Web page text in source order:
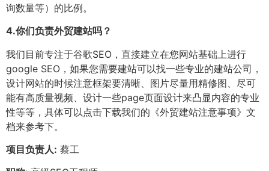
询数量等）的比例。
4.你们负责外贸建站吗？
我们目前专注于谷歌SEO，直接建立在您网站基础上进行
google SEO，如果您需要建站可以找一些专业的建站公司，
设计网站的时候注意框架要清晰、图片尽量用精修图、尽可
能有高质量视频、设计一些page页面设计来凸显内容的专业
性等等，具体可以点击下载我们的《外贸建站注意事项》文
档来参考下。
项目负责人: 蔡工